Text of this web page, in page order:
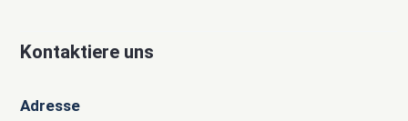
Kontaktiere uns
Adresse